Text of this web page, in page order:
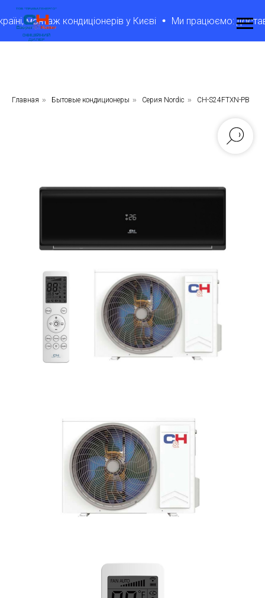
монтаж кондиціонерів у Києві Ми працюємо: доставка
Главная » Бытовые кондиционеры » Серия Nordic » CH-S24FTXN-PB